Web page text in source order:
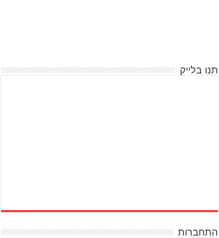
תנו בלייק
התחברות